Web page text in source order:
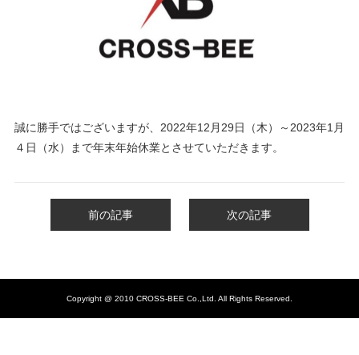
誠に勝手ではございますが、2022年12月29日（木）～2023年1月
４日（水）まで年末年始休業とさせていただきます。
前の記事 次の記事
Copyright @ 2010 CROSS-BEE Co.,Ltd. All Rights Reserved.